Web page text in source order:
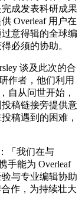
成发表科研成果
Overleaf 用户在
意得辑的全球编
必须的协助。
谈及此次的合
作者，他们利用
自从问世开始，
稿链接旁提供意
稿遇到的困难，
「我们在与
手能为 Overleaf
与专业编辑协助
作，为持续壮大